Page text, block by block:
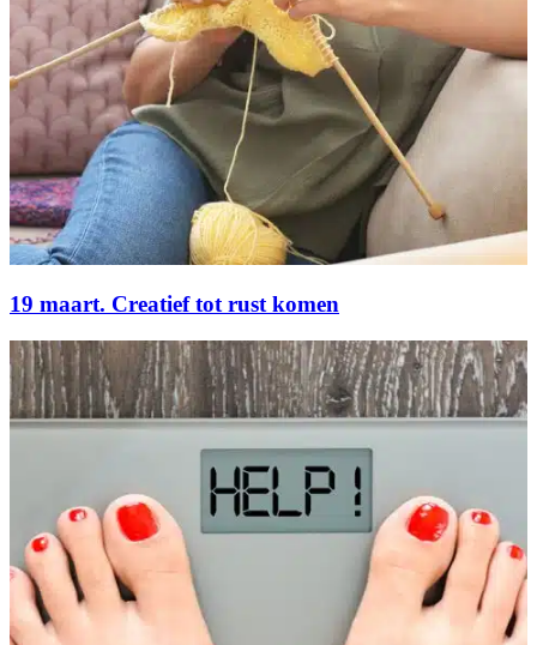
19 maart. Creatief tot rust komen